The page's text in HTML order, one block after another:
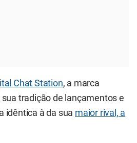
Chat Station, a marca
tradição de lançamentos e
idêntica à da sua maior rival, a